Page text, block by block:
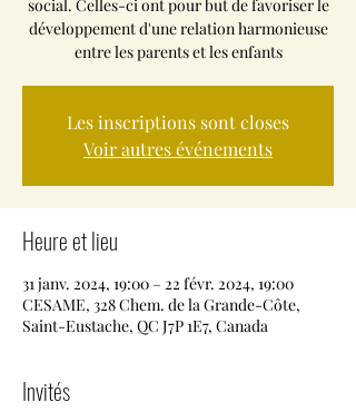
social. Celles-ci ont pour but de favoriser le
développement d'une relation harmonieuse
entre les parents et les enfants
Les inscriptions sont closes
Voir autres événements
Heure et lieu
31 janv. 2024, 19:00 – 22 févr. 2024, 19:00
CESAME, 328 Chem. de la Grande-Côte,
Saint-Eustache, QC J7P 1E7, Canada
Invités